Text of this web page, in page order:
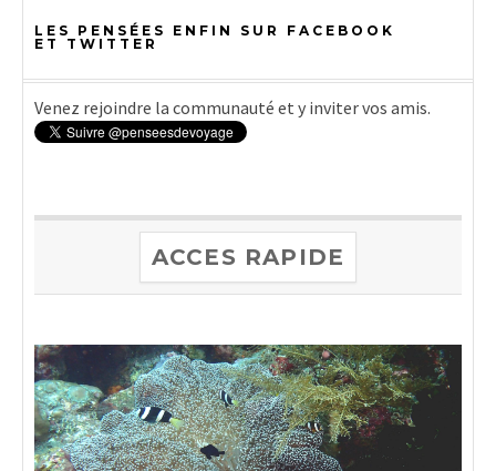
LES PENSÉES ENFIN SUR FACEBOOK
ET TWITTER
Venez rejoindre la communauté et y inviter vos amis.
ACCES RAPIDE